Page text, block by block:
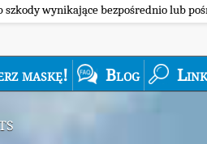
wynikające bezpośrednio lub
maskę! Blog